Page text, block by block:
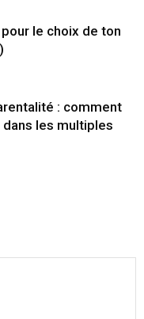
le choix de ton
: comment
les multiples